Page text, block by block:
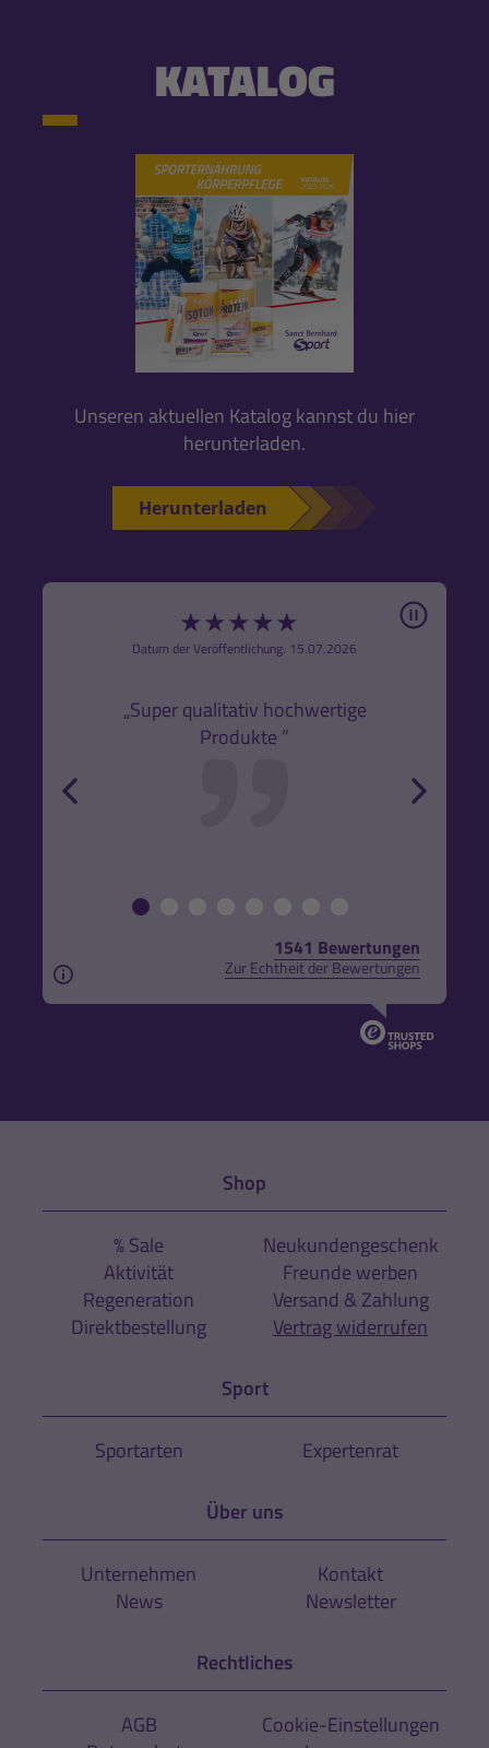
KATALOG
Unseren aktuellen Katalog kannst du hier
herunterladen.
Herunterladen
★★★★★
Datum der Veröffentlichung: 15.07.2026
„Super qualitativ hochwertige
Produkte ”
Pause
1541 Bewertungen
Zur Echtheit der Bewertungen
Aus rechtlichen Gründen weisen wir darauf hin,
Shop
% Sale
Aktivität
Regeneration
Direktbestellung
Neukundengeschenk
Freunde werben
Versand & Zahlung
Vertrag widerrufen
Sport
Sportarten Expertenrat
Über uns
Unternehmen
News
Kontakt
Newsletter
Rechtliches
AGB
Cookie-Einstellungen